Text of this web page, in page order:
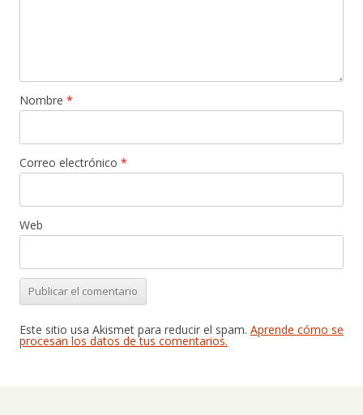
Nombre *
Correo electrónico *
Web
Este sitio usa Akismet para reducir el spam. Aprende cómo se
procesan los datos de tus comentarios.